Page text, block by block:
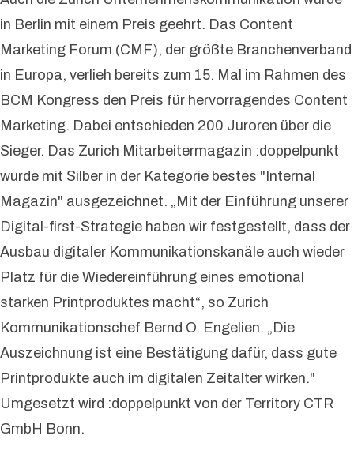
in Berlin mit einem Preis geehrt. Das Content
Marketing Forum (CMF), der größte Branchenverband
in Europa, verlieh bereits zum 15. Mal im Rahmen des
BCM Kongress den Preis für hervorragendes Content
Marketing. Dabei entschieden 200 Juroren über die
Sieger. Das Zurich Mitarbeitermagazin :doppelpunkt
wurde mit Silber in der Kategorie bestes "Internal
Magazin" ausgezeichnet. „Mit der Einführung unserer
Digital-first-Strategie haben wir festgestellt, dass der
Ausbau digitaler Kommunikationskanäle auch wieder
Platz für die Wiedereinführung eines emotional
starken Printproduktes macht“, so Zurich
Kommunikationschef Bernd O. Engelien. „Die
Auszeichnung ist eine Bestätigung dafür, dass gute
Printprodukte auch im digitalen Zeitalter wirken."
Umgesetzt wird :doppelpunkt von der Territory CTR
GmbH Bonn.